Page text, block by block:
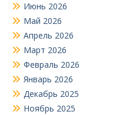
Июнь 2026
Май 2026
Апрель 2026
Март 2026
Февраль 2026
Январь 2026
Декабрь 2025
Ноябрь 2025